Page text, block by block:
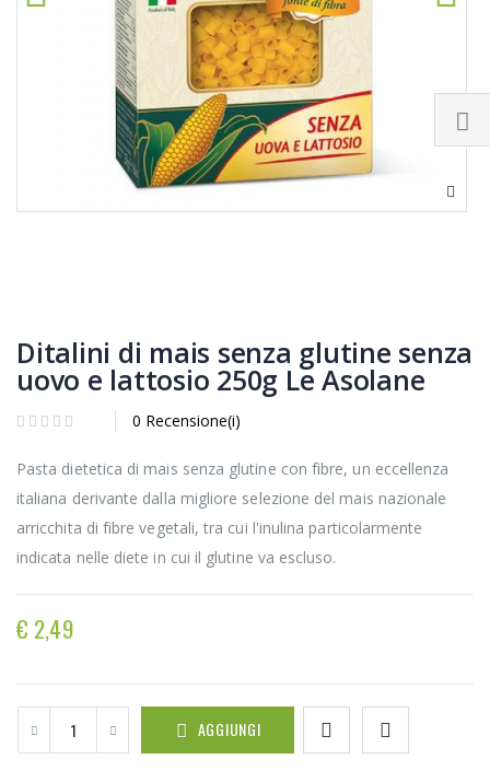
Ditalini di mais senza glutine senza
uovo e lattosio 250g Le Asolane
0 Recensione(i)
Pasta dietetica di mais senza glutine con fibre, un eccellenza
italiana derivante dalla migliore selezione del mais nazionale
arricchita di fibre vegetali, tra cui l'inulina particolarmente
indicata nelle diete in cui il glutine va escluso.
€ 2,49
AGGIUNGI